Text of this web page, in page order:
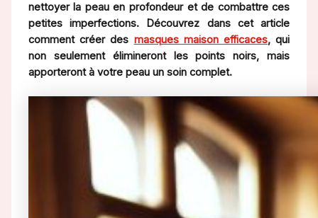
nettoyer la peau en profondeur et de combattre ces
petites imperfections. Découvrez dans cet article
comment créer des masques maison efficaces, qui
non seulement élimineront les points noirs, mais
apporteront à votre peau un soin complet.